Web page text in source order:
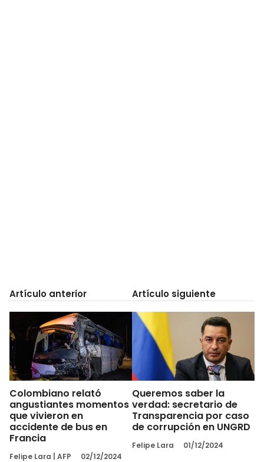
Artículo anterior
Colombiano relató
angustiantes momentos
que vivieron en
accidente de bus en
Francia
Felipe Lara AFP 02/12/2024
Artículo siguiente
Queremos saber la
verdad: secretario de
Transparencia por caso
de corrupción en UNGRD
Felipe Lara 01/12/2024